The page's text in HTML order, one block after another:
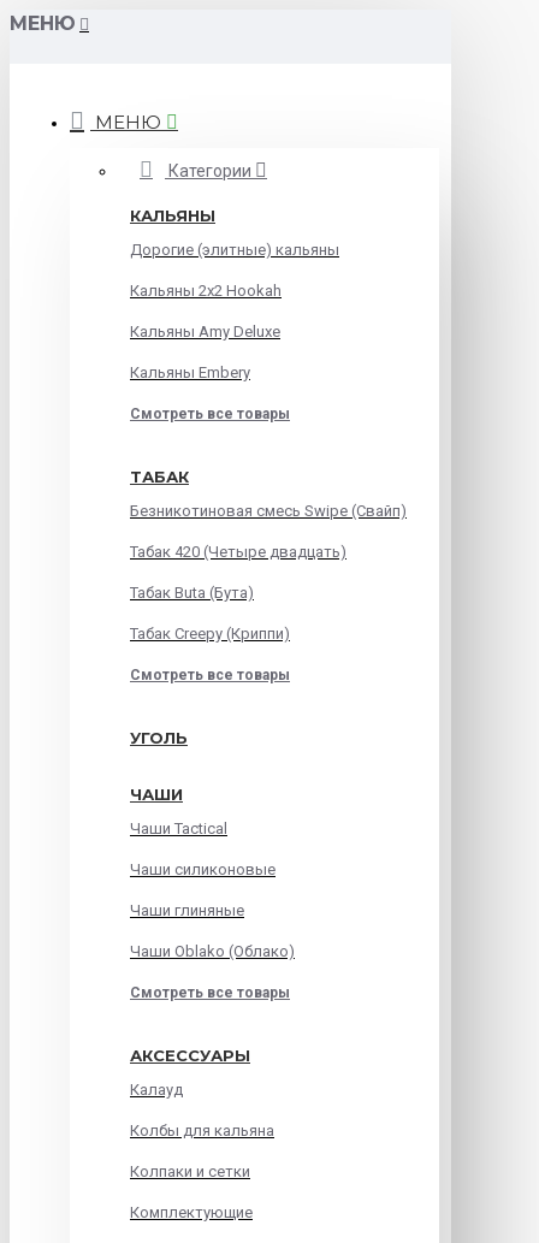
МЕНЮ
МЕНЮ
Категории
КАЛЬЯНЫ
Дорогие (элитные) кальяны
Кальяны 2х2 Hookah
Кальяны Amy Deluxe
Кальяны Embery
Смотреть все товары
ТАБАК
Безникотиновая смесь Swipe (Свайп)
Табак 420 (Четыре двадцать)
Табак Buta (Бута)
Табак Creepy (Криппи)
Смотреть все товары
УГОЛЬ
ЧАШИ
Чаши Tactical
Чаши силиконовые
Чаши глиняные
Чаши Oblako (Облако)
Смотреть все товары
АКСЕССУАРЫ
Калауд
Колбы для кальяна
Колпаки и сетки
Комплектующие